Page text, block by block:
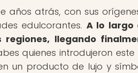
años atrás, con sus
edulcorantes. A lo largo
llegando
quienes introdujeron este
un producto de lujo y